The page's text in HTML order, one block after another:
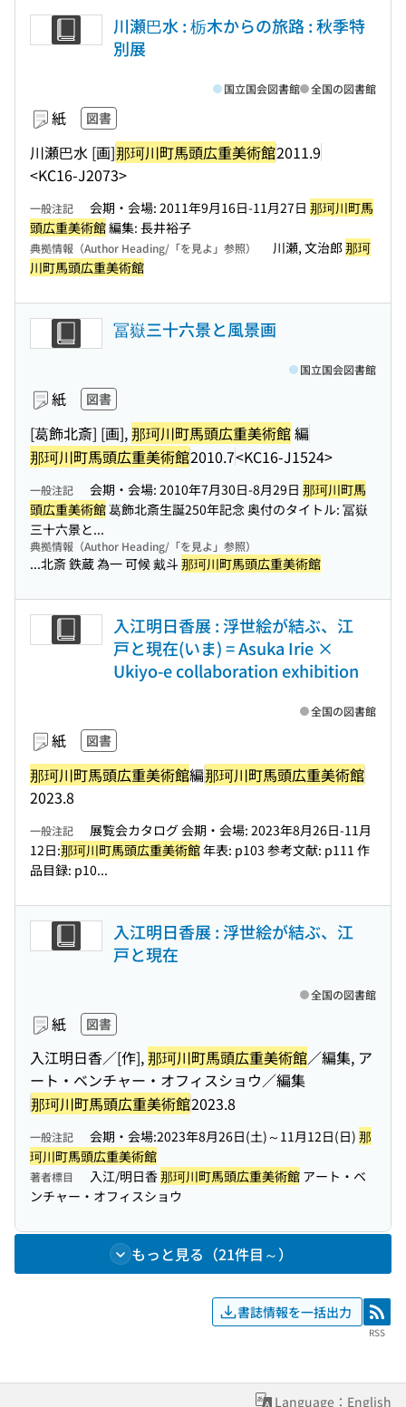
川瀬巴水 : 栃木からの旅路 : 秋季特
別展
紙 図書
川瀬巴水 [画]那珂川町馬頭広重美術館2011.9
<KC16-J2073>
国立国会図書館 全国の図書館
一般注記 会期・会場: 2011年9月16日-11月27日 那珂川町馬
頭広重美術館編集: 長井裕子
典拠情報（Author Heading/「を見よ」参照） 川瀬, 文治郎那珂
川町馬頭広重美術館
冨嶽三十六景と風景画
紙 図書
[葛飾北斎] [画],那珂川町馬頭広重美術館編
那珂川町馬頭広重美術館2010.7<KC16-J1524>
国立国会図書館
一般注記 会期・会場: 2010年7月30日-8月29日 那珂川町馬
頭広重美術館葛飾北斎生誕250年記念 奥付のタイトル: 冨嶽
三十六景と...
典拠情報（Author Heading/「を見よ」参照）
...北斎 鉄蔵 為一 可候 戴斗那珂川町馬頭広重美術館
入江明日香展 : 浮世絵が結ぶ、江
戸と現在(いま) = Asuka Irie ×
Ukiyo-e collaboration exhibition
紙 図書
那珂川町馬頭広重美術館編那珂川町馬頭広重美術館
2023.8
全国の図書館
一般注記
展覧会カタログ 会期・会場: 2023年8月26日-11月
12日:那珂川町馬頭広重美術館年表: p103 参考文献: p111 作
品目録: p10...
入江明日香展 : 浮世絵が結ぶ、江
戸と現在
紙 図書
入江明日香／[作],那珂川町馬頭広重美術館／編集, ア
ート・ベンチャー・オフィスショウ／編集
那珂川町馬頭広重美術館2023.8
全国の図書館
一般注記 会期・会場:2023年8月26日(土)～11月12日(日) 那
珂川町馬頭広重美術館
著者標目 入江/明日香那珂川町馬頭広重美術館 アート・ベ
ンチャー・オフィスショウ
もっと見る（21件目～）
書誌情報を一括出力 RSS
RSS
Language：English